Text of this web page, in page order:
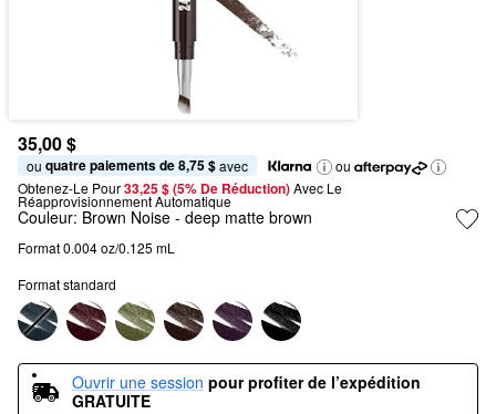
35,00 $
ou quatre paiements de 8,75 $ avec
ou
Obtenez-Le Pour33,25 $ (5% De Réduction) Avec Le
Réapprovisionnement Automatique
Couleur: Brown Noise - deep matte brown
Format 0.004 oz/0.125 mL
Format standard
Ouvrir une session pour profiter de l’expédition
GRATUITE